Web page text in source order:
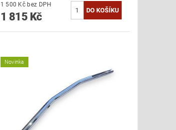
1 500 Kč bez DPH
1 815 Kč
Novinka